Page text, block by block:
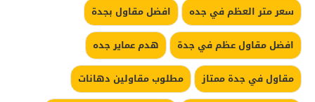
سعر متر العظم في جده
افضل مقاول بجدة
افضل مقاول عظم في جدة
هدم عماير جده
مقاول في جدة ممتاز
مطلوب مقاولين دهانات